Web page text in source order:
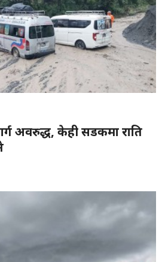
अवरुद्ध, केही सडकमा राति